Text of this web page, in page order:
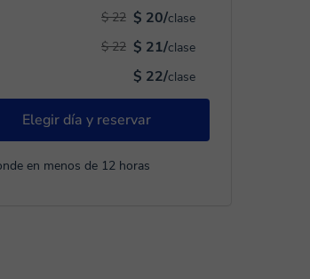
$ 20/clase
$ 22
$ 21/clase
$ 22
$ 22/clase
Elegir día y reservar
en menos de 12 horas